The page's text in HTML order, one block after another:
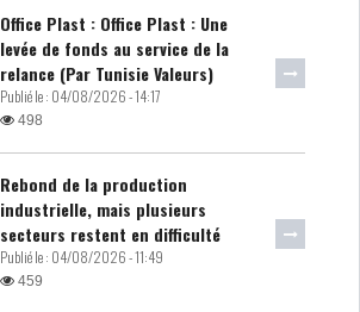
Office Plast : Office Plast : Une
levée de fonds au service de la
relance (Par Tunisie Valeurs)
Publié le : 04/08/2026 - 14:17
498
Rebond de la production
industrielle, mais plusieurs
secteurs restent en difficulté
Publié le : 04/08/2026 - 11:49
459